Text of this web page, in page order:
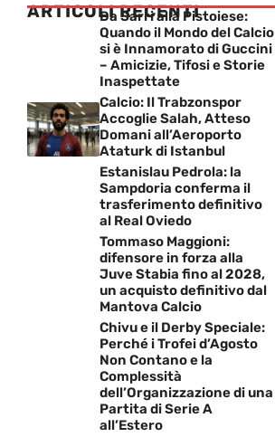
ARTICOLI RECENTI
Da Sarri alla Pistoiese:
Quando il Mondo del Calcio
si è Innamorato di Guccini
– Amicizie, Tifosi e Storie
Inaspettate
Calcio: Il Trabzonspor
Accoglie Salah, Atteso
Domani all’Aeroporto
Ataturk di Istanbul
Estanislau Pedrola: la
Sampdoria conferma il
trasferimento definitivo
al Real Oviedo
Tommaso Maggioni:
difensore in forza alla
Juve Stabia fino al 2028,
un acquisto definitivo dal
Mantova Calcio
Chivu e il Derby Speciale:
Perché i Trofei d’Agosto
Non Contano e la
Complessità
dell’Organizzazione di una
Partita di Serie A
all’Estero